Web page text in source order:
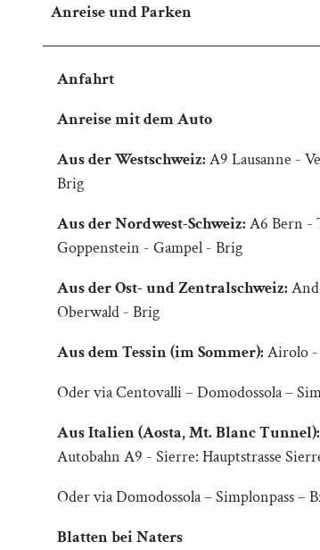
Anreise und Parken
Anfahrt
Anreise mit dem Auto
Aus der Westschweiz: A9 Lausanne -
Brig
Aus der Nordwest-Schweiz: A6 Bern -
Goppenstein - Gampel - Brig
Aus der Ost- und Zentralschweiz:
Oberwald - Brig
Aus dem Tessin (im Sommer): Airolo -
Oder via Centovalli – Domodossola –
Aus Italien (Aosta, Mt. Blanc Tunnel):
Autobahn A9 - Sierre: Hauptstrasse
Oder via Domodossola – Simplonpass –
Blatten bei Naters